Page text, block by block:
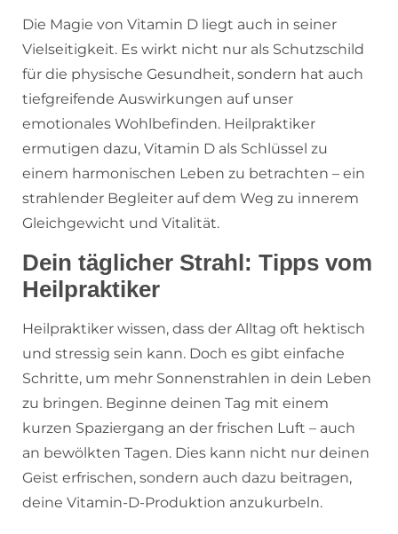
Die Magie von Vitamin D liegt auch in seiner
Vielseitigkeit. Es wirkt nicht nur als Schutzschild
für die physische Gesundheit, sondern hat auch
tiefgreifende Auswirkungen auf unser
emotionales Wohlbefinden. Heilpraktiker
ermutigen dazu, Vitamin D als Schlüssel zu
einem harmonischen Leben zu betrachten – ein
strahlender Begleiter auf dem Weg zu innerem
Gleichgewicht und Vitalität.
Dein täglicher Strahl: Tipps vom
Heilpraktiker
Heilpraktiker wissen, dass der Alltag oft hektisch
und stressig sein kann. Doch es gibt einfache
Schritte, um mehr Sonnenstrahlen in dein Leben
zu bringen. Beginne deinen Tag mit einem
kurzen Spaziergang an der frischen Luft – auch
an bewölkten Tagen. Dies kann nicht nur deinen
Geist erfrischen, sondern auch dazu beitragen,
deine Vitamin-D-Produktion anzukurbeln.